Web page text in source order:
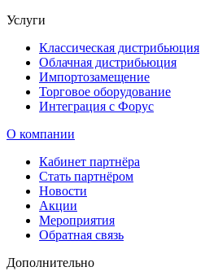
Услуги
Классическая дистрибьюция
Облачная дистрибьюция
Импортозамещение
Торговое оборудование
Интеграция с Форус
О компании
Кабинет партнёра
Стать партнёром
Новости
Акции
Мероприятия
Обратная связь
Дополнительно